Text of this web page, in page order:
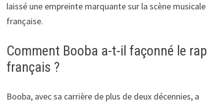
laissé une empreinte marquante sur la scène musicale
française.
Comment Booba a-t-il façonné le rap
français ?
Booba, avec sa carrière de plus de deux décennies, a